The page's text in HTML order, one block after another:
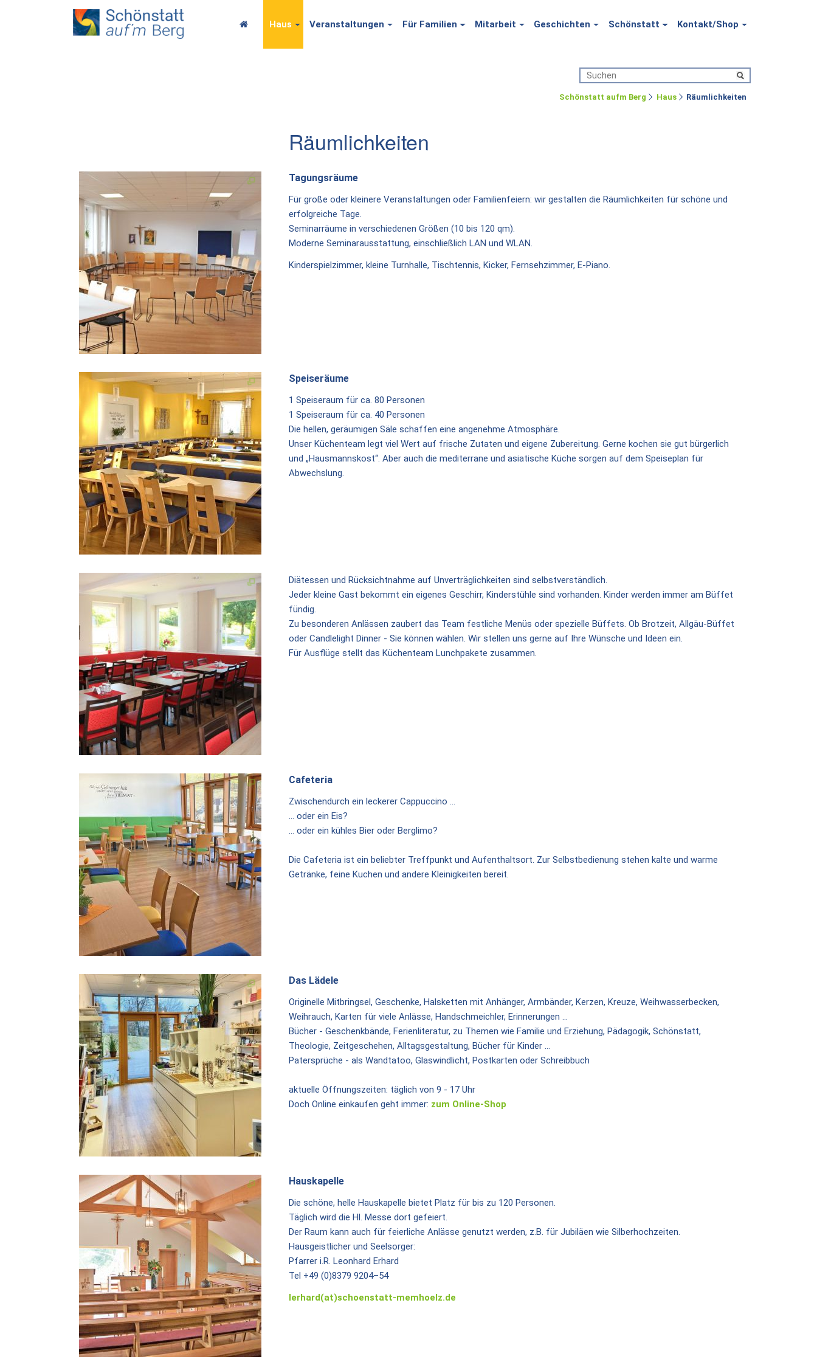
Haus Veranstaltungen Für Familien Mitarbeit Geschichten Schönstatt Kontakt/Shop
Schönstatt aufm Berg Haus Räumlichkeiten
Räumlichkeiten
Tagungsräume
Für große oder kleinere Veranstaltungen oder Familienfeiern: wir gestalten die Räumlichkeiten für schöne und
erfolgreiche Tage.
Seminarräume in verschiedenen Größen (10 bis 120 qm).
Moderne Seminarausstattung, einschließlich LAN und WLAN.
Kinderspielzimmer, kleine Turnhalle, Tischtennis, Kicker, Fernsehzimmer, E-Piano.
Speiseräume
1 Speiseraum für ca. 80 Personen
1 Speiseraum für ca. 40 Personen
Die hellen, geräumigen Säle schaffen eine angenehme Atmosphäre.
Unser Küchenteam legt viel Wert auf frische Zutaten und eigene Zubereitung. Gerne kochen sie gut bürgerlich
und „Hausmannskost“. Aber auch die mediterrane und asiatische Küche sorgen auf dem Speiseplan für
Abwechslung.
Diätessen und Rücksichtnahme auf Unverträglichkeiten sind selbstverständlich.
Jeder kleine Gast bekommt ein eigenes Geschirr, Kinderstühle sind vorhanden. Kinder werden immer am Büffet
fündig.
Zu besonderen Anlässen zaubert das Team festliche Menüs oder spezielle Büffets. Ob Brotzeit, Allgäu-Büffet
oder Candlelight Dinner - Sie können wählen. Wir stellen uns gerne auf Ihre Wünsche und Ideen ein.
Für Ausflüge stellt das Küchenteam Lunchpakete zusammen.
Cafeteria
Zwischendurch ein leckerer Cappuccino …
... oder ein Eis?
... oder ein kühles Bier oder Berglimo?
Die Cafeteria ist ein beliebter Treffpunkt und Aufenthaltsort. Zur Selbstbedienung stehen kalte und warme
Getränke, feine Kuchen und andere Kleinigkeiten bereit.
Das Lädele
Originelle Mitbringsel, Geschenke, Halsketten mit Anhänger, Armbänder, Kerzen, Kreuze, Weihwasserbecken,
Weihrauch, Karten für viele Anlässe, Handschmeichler, Erinnerungen ...
Bücher - Geschenkbände, Ferienliteratur, zu Themen wie Familie und Erziehung, Pädagogik, Schönstatt,
Theologie, Zeitgeschehen, Alltagsgestaltung, Bücher für Kinder ...
Patersprüche - als Wandtatoo, Glaswindlicht, Postkarten oder Schreibbuch
aktuelle Öffnungszeiten: täglich von 9 - 17 Uhr
Doch Online einkaufen geht immer: zum Online-Shop
Hauskapelle
Die schöne, helle Hauskapelle bietet Platz für bis zu 120 Personen.
Täglich wird die Hl. Messe dort gefeiert.
Der Raum kann auch für feierliche Anlässe genutzt werden, z.B. für Jubiläen wie Silberhochzeiten.
Hausgeistlicher und Seelsorger:
Pfarrer i.R. Leonhard Erhard
Tel +49 (0)8379 9204–54
lerhard(at)schoenstatt-memhoelz.de